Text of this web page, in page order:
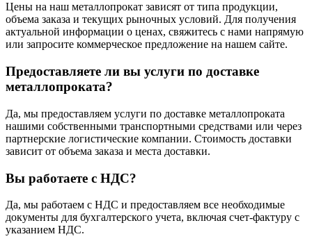
Цены на наш металлопрокат зависят от типа продукции,
объема заказа и текущих рыночных условий. Для получения
актуальной информации о ценах, свяжитесь с нами напрямую
или запросите коммерческое предложение на нашем сайте.
Предоставляете ли вы услуги по доставке
металлопроката?
Да, мы предоставляем услуги по доставке металлопроката
нашими собственными транспортными средствами или через
партнерские логистические компании. Стоимость доставки
зависит от объема заказа и места доставки.
Вы работаете с НДС?
Да, мы работаем с НДС и предоставляем все необходимые
документы для бухгалтерского учета, включая счет-фактуру с
указанием НДС.